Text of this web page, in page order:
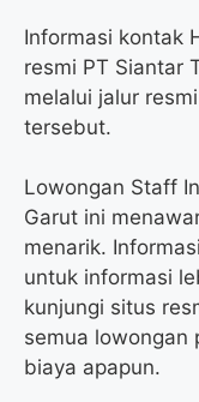
Informasi kontak
resmi PT Siantar
melalui jalur
tersebut.
Lowongan Staff
Garut ini
menarik.
untuk informasi
kunjungi situs
semua lowongan
biaya apapun.